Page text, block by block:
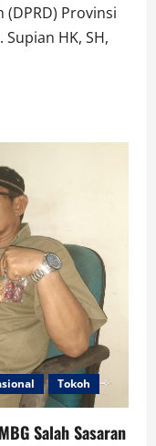
(DPRD) Provinsi
HK, SH,
Tokoh
Salah Sasaran